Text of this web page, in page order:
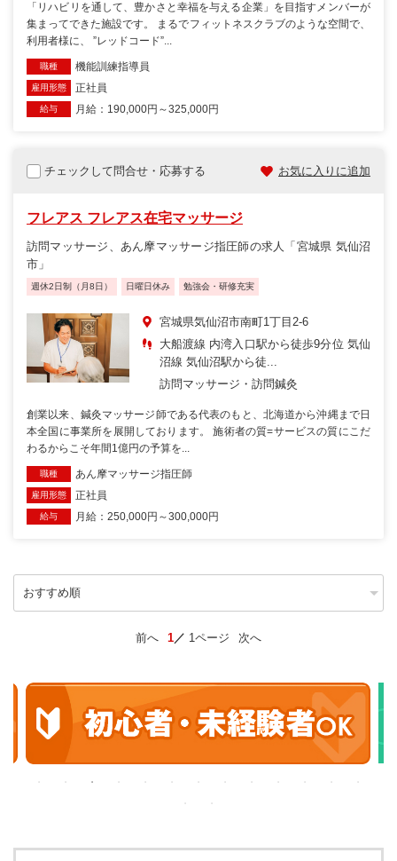
「リハビリを通して、豊かさと幸福を与える企業」を目指すメンバーが
集まってできた施設です。 まるでフィットネスクラブのような空間で、
利用者様に、 ”レッドコード”...
職種 機能訓練指導員
雇用形態 正社員
給与 月給：190,000円～325,000円
チェックして問合せ・応募する お気に入りに追加
フレアス フレアス在宅マッサージ
訪問マッサージ、あん摩マッサージ指圧師の求人「宮城県 気仙沼
市」
週休2日制（月8日） 日曜日休み 勉強会・研修充実
宮城県気仙沼市南町1丁目2-6
大船渡線 内湾入口駅から徒歩9分位 気仙
沼線 気仙沼駅から徒...
訪問マッサージ・訪問鍼灸
創業以来、鍼灸マッサージ師である代表のもと、北海道から沖縄まで日
本全国に事業所を展開しております。 施術者の質=サービスの質にこだ
わるからこそ年間1億円の予算を...
職種 あん摩マッサージ指圧師
雇用形態 正社員
給与 月給：250,000円～300,000円
前へ 1 1ページ 次へ